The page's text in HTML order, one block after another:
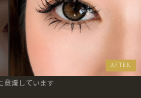
意識しています